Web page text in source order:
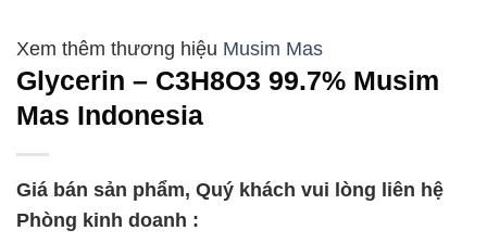
Musim Mas
Glycerin – C3H8O3 99.7% Musim
Mas Indonesia
Giá bán sản phẩm, Quý khách vui lòng liên hệ
Phòng kinh doanh :